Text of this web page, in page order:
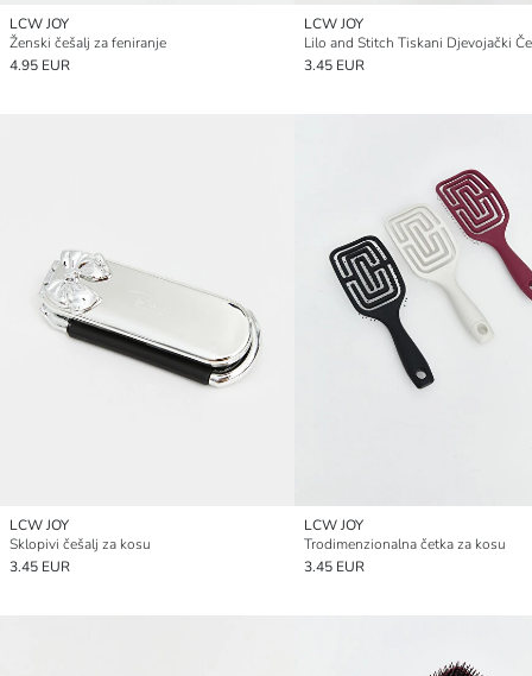
LCW JOY
Ženski češalj za feniranje
4.95 EUR
LCW JOY
3.45 EUR
LCW JOY
Sklopivi češalj za kosu
3.45 EUR
LCW JOY
Trodimenzionalna četka za kosu
3.45 EUR